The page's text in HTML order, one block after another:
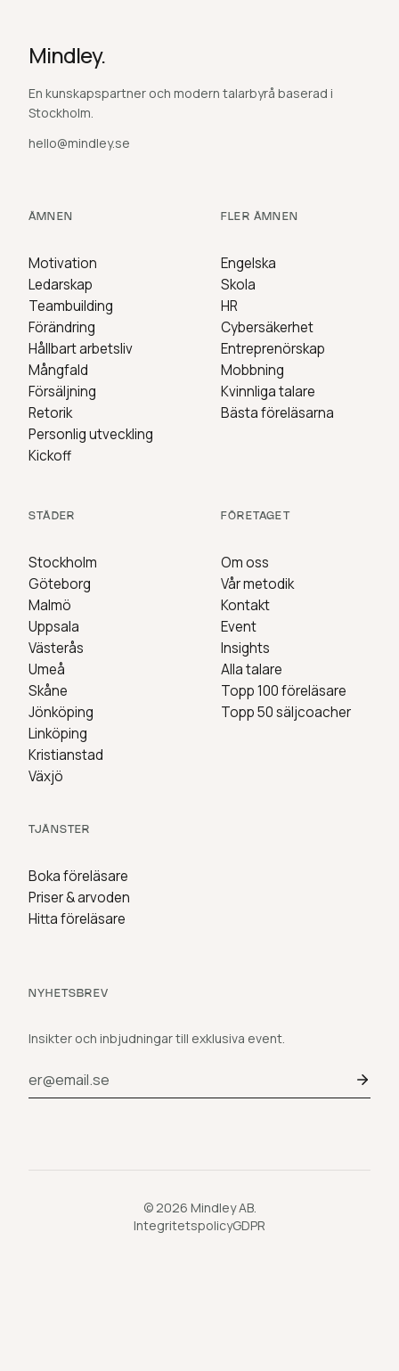
Mindley.
En kunskapspartner och modern talarbyrå baserad i
Stockholm.
hello@mindley.se
ÄMNEN
Motivation
Ledarskap
Teambuilding
Förändring
Hållbart arbetsliv
Mångfald
Försäljning
Retorik
Personlig utveckling
Kickoff
FLER ÄMNEN
Engelska
Skola
HR
Cybersäkerhet
Entreprenörskap
Mobbning
Kvinnliga talare
Bästa föreläsarna
STÄDER
Stockholm
Göteborg
Malmö
Uppsala
Västerås
Umeå
Skåne
Jönköping
Linköping
Kristianstad
Växjö
TJÄNSTER
Boka föreläsare
Priser & arvoden
Hitta föreläsare
FÖRETAGET
Om oss
Vår metodik
Kontakt
Event
Insights
Alla talare
Topp 100 föreläsare
Topp 50 säljcoacher
NYHETSBREV
Insikter och inbjudningar till exklusiva event.
© 2026 Mindley AB.
IntegritetspolicyGDPR